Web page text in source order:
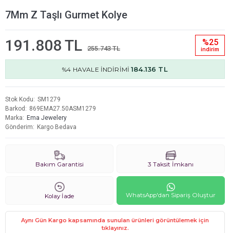
7Mm Z Taşlı Gurmet Kolye
191.808 TL 255.743 TL
%25
i̇ndi̇ri̇m
%4 HAVALE İNDİRİMİ184.136 TL
Stok Kodu
SM1279
Barkod
869EMA27.50ASM1279
Marka
Ema Jewelery
Gönderim
Kargo Bedava
Bakım Garantisi 3 Taksit İmkanı
Kolay İade WhatsApp'dan Sipariş Oluştur
Aynı Gün Kargo kapsamında sunulan ürünleri görüntülemek için
tıklayınız.